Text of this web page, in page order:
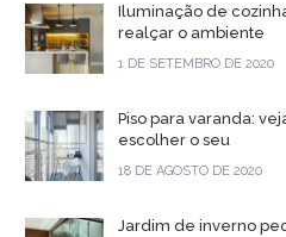
Iluminação de
realçar o ambiente
1 DE SETEMBRO DE 2020
Piso para varanda:
escolher o seu
18 DE AGOSTO DE 2020
Jardim de inverno